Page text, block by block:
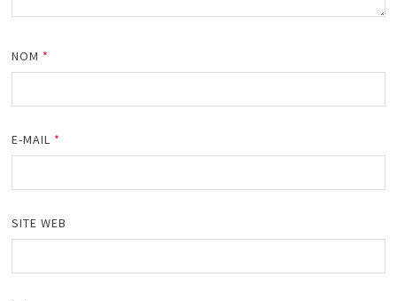
NOM *
E-MAIL *
SITE WEB